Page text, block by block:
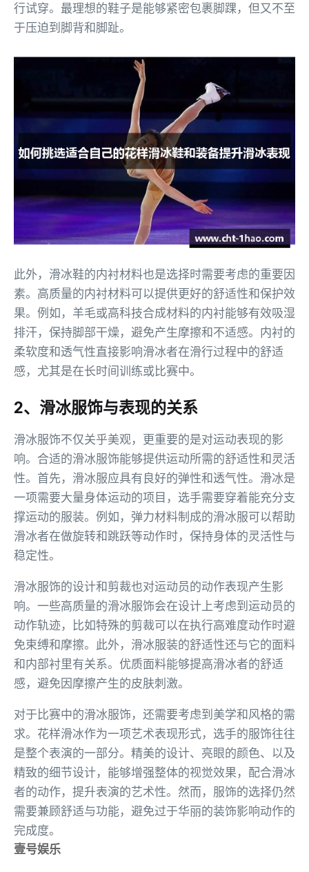
行试穿。最理想的鞋子是能够紧密包裹脚踝，但又不至
于压迫到脚背和脚趾。
此外，滑冰鞋的内衬材料也是选择时需要考虑的重要因
素。高质量的内衬材料可以提供更好的舒适性和保护效
果。例如，羊毛或高科技合成材料的内衬能够有效吸湿
排汗，保持脚部干燥，避免产生摩擦和不适感。内衬的
柔软度和透气性直接影响滑冰者在滑行过程中的舒适
感，尤其是在长时间训练或比赛中。
2、滑冰服饰与表现的关系
滑冰服饰不仅关乎美观，更重要的是对运动表现的影
响。合适的滑冰服饰能够提供运动所需的舒适性和灵活
性。首先，滑冰服应具有良好的弹性和透气性。滑冰是
一项需要大量身体运动的项目，选手需要穿着能充分支
撑运动的服装。例如，弹力材料制成的滑冰服可以帮助
滑冰者在做旋转和跳跃等动作时，保持身体的灵活性与
稳定性。
滑冰服饰的设计和剪裁也对运动员的动作表现产生影
响。一些高质量的滑冰服饰会在设计上考虑到运动员的
动作轨迹，比如特殊的剪裁可以在执行高难度动作时避
免束缚和摩擦。此外，滑冰服装的舒适性还与它的面料
和内部衬里有关系。优质面料能够提高滑冰者的舒适
感，避免因摩擦产生的皮肤刺激。
对于比赛中的滑冰服饰，还需要考虑到美学和风格的需
求。花样滑冰作为一项艺术表现形式，选手的服饰往往
是整个表演的一部分。精美的设计、亮眼的颜色、以及
精致的细节设计，能够增强整体的视觉效果，配合滑冰
者的动作，提升表演的艺术性。然而，服饰的选择仍然
需要兼顾舒适与功能，避免过于华丽的装饰影响动作的
完成度。
壹号娱乐